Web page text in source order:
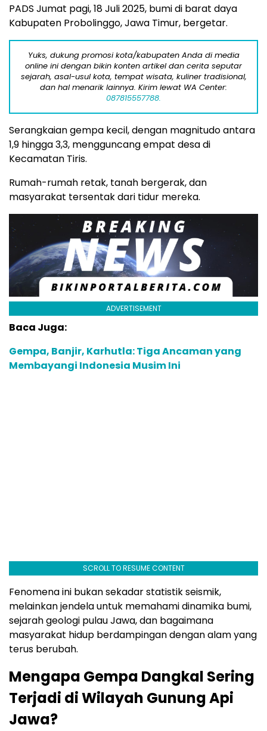
PADS Jumat pagi, 18 Juli 2025, bumi di barat daya
Kabupaten Probolinggo, Jawa Timur, bergetar.
Yuks, dukung promosi kota/kabupaten Anda di media
online ini dengan bikin konten artikel dan cerita seputar
sejarah, asal-usul kota, tempat wisata, kuliner tradisional,
dan hal menarik lainnya. Kirim lewat WA Center:
087815557788.
Serangkaian gempa kecil, dengan magnitudo antara
1,9 hingga 3,3, mengguncang empat desa di
Kecamatan Tiris.
Rumah-rumah retak, tanah bergerak, dan
masyarakat tersentak dari tidur mereka.
ADVERTISEMENT
Baca Juga:
Gempa, Banjir, Karhutla: Tiga Ancaman yang
Membayangi Indonesia Musim Ini
SCROLL TO RESUME CONTENT
Fenomena ini bukan sekadar statistik seismik,
melainkan jendela untuk memahami dinamika bumi,
sejarah geologi pulau Jawa, dan bagaimana
masyarakat hidup berdampingan dengan alam yang
terus berubah.
Mengapa Gempa Dangkal Sering
Terjadi di Wilayah Gunung Api
Jawa?